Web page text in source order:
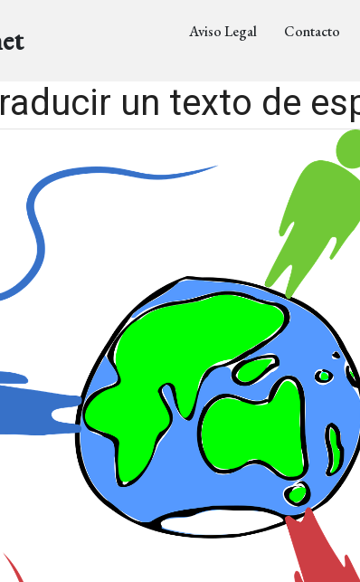
Aviso Legal Contacto
un texto de